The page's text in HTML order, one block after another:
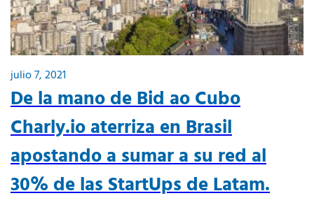
julio 7, 2021
De la mano de Bid ao Cubo
Charly.io aterriza en Brasil
apostando a sumar a su red al
30% de las StartUps de Latam.